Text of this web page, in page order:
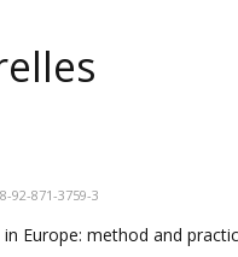
92-871-3759-3
in Europe: method and